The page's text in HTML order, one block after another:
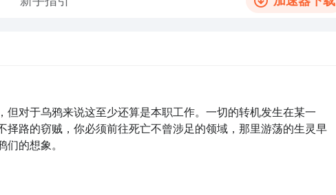
对于乌鸦来说这至少还算是本职工作。一切的转机发生在某一
路的窃贼，你必须前往死亡不曾涉足的领域，那里游荡的生灵早
的想象。